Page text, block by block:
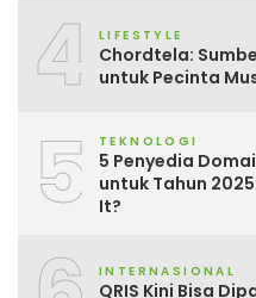
4 LIFESTYLE
Chordtela:
untuk Pecinta
5 TEKNOLOGI
5 Penyedia
untuk Tahun
It?
INTERNASIONAL
QRIS Kini Bisa